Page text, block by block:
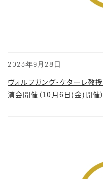
2023年9月28日
ヴォルフガング・ケターレ
演会開催（10月6日(金)開催）